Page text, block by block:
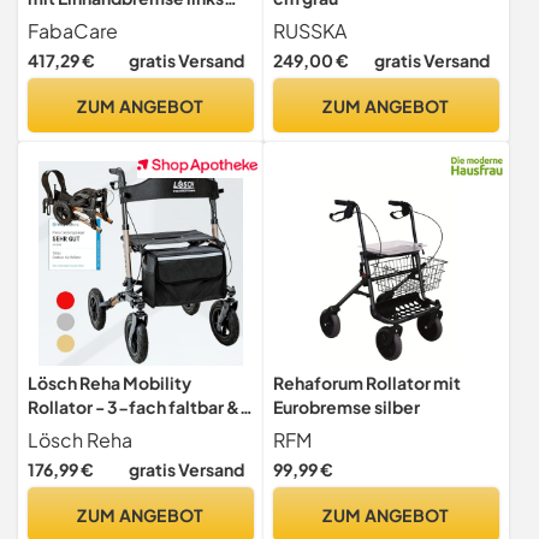
rechts,
Leichtgewichtrollator,
faltbar, mit
(Blau)
FabaCare
417,29 € gratis Versand
ZUM ANGEBOT
RUSSKA
249,00 € gratis Versand
ZUM ANGEBOT
Lösch Reha Mobility
Rollator - 3-fach faltbar &
leicht mit Sitz,
Preis-/Leistungssieger für
den Außenbereich, mit
Rückengurt für Senioren
Lösch Reha
176,99 € gratis Versand
ZUM ANGEBOT
Rehaforum Rollator mit
Eurobremse silber
RFM
99,99 €
ZUM ANGEBOT